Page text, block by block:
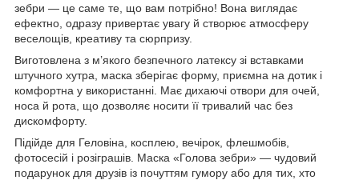
зебри — це саме те, що вам потрібно! Вона виглядає
ефектно, одразу привертає увагу й створює атмосферу
веселощів, креативу та сюрпризу.
Виготовлена з м’якого безпечного латексу зі вставками
штучного хутра, маска зберігає форму, приємна на дотик і
комфортна у використанні. Має дихаючі отвори для очей,
носа й рота, що дозволяє носити її тривалий час без
дискомфорту.
Підійде для Геловіна, косплею, вечірок, флешмобів,
фотосесій і розіграшів. Маска «Голова зебри» — чудовий
подарунок для друзів із почуттям гумору або для тих, хто